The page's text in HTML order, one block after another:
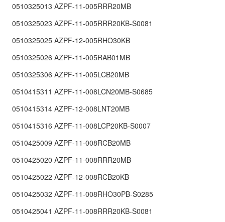
0510325013 AZPF-11-005RRR20MB
0510325023 AZPF-11-005RRR20KB-S0081
0510325025 AZPF-12-005RHO30KB
0510325026 AZPF-11-005RAB01MB
0510325306 AZPF-11-005LCB20MB
0510415311 AZPF-11-008LCN20MB-S0685
0510415314 AZPF-12-008LNT20MB
0510415316 AZPF-11-008LCP20KB-S0007
0510425009 AZPF-11-008RCB20MB
0510425020 AZPF-11-008RRR20MB
0510425022 AZPF-12-008RCB20KB
0510425032 AZPF-11-008RHO30PB-S0285
0510425041 AZPF-11-008RRR20KB-S0081